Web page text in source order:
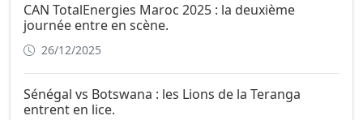
CAN TotalEnergies Maroc 2025 : la deuxième
journée entre en scène.
26/12/2025
Sénégal vs Botswana : les Lions de la Teranga
entrent en lice.